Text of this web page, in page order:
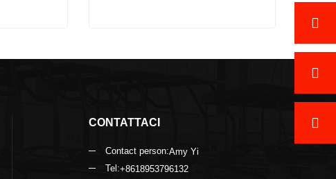
Contatta ora
CONTATTACI
Contact person:Amy Yi
Tel:+8618953796132